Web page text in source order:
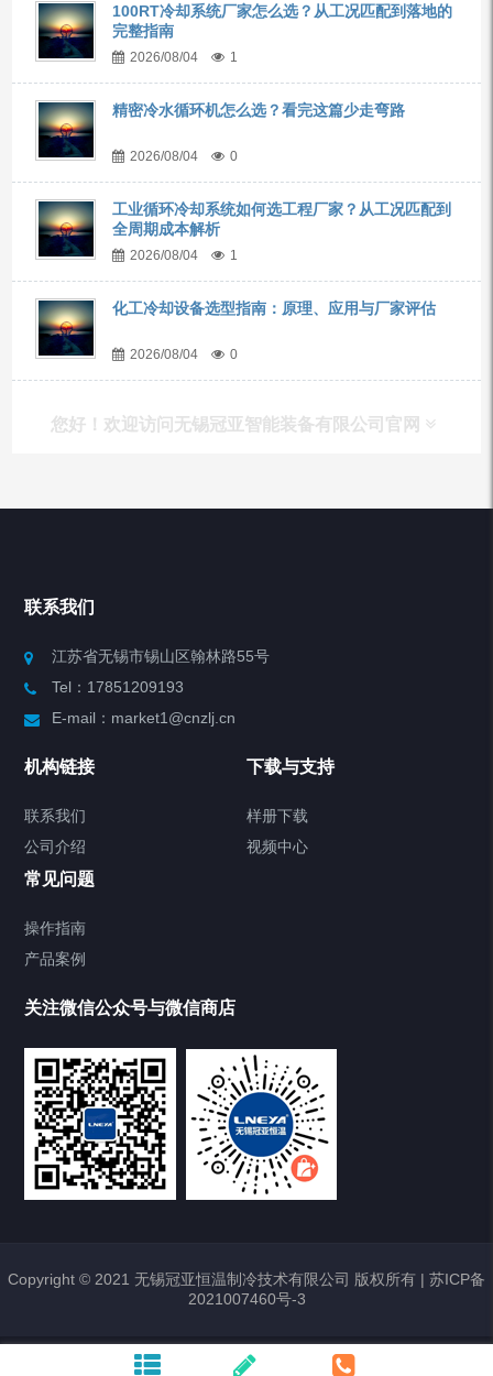
100RT冷却系统厂家怎么选？从工况匹配到落地的
完整指南
2026/08/04 1
精密冷水循环机怎么选？看完这篇少走弯路
2026/08/04 0
工业循环冷却系统如何选工程厂家？从工况匹配到
全周期成本解析
2026/08/04 1
化工冷却设备选型指南：原理、应用与厂家评估
2026/08/04 0
您好！欢迎访问无锡冠亚智能装备有限公司官网
产品列表
制冷加热动态控温系统
Chiller直冷控温机组
Heating Circulator加热循环器
Freezer低温箱
VOCs冷凝回收装置
联系我们
江苏省无锡市锡山区翰林路55号
Tel：17851209193
E-mail：market1@cnzlj.cn
机构链接
联系我们
公司介绍
下载与支持
样册下载
视频中心
常见问题
操作指南
产品案例
关注微信公众号与微信商店
Copyright © 2021 无锡冠亚恒温制冷技术有限公司 版权所有 | 苏ICP备
2021007460号-3